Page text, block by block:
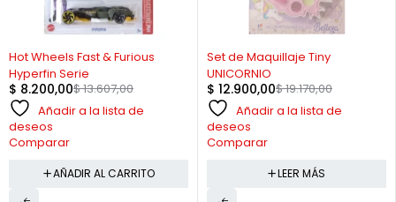
Hot Wheels Fast & Furious
Hyperfin Serie
$13.607,00
$ 8.200,00
Añadir a la lista de
deseos
Comparar
AÑADIR AL CARRITO
Set de Maquillaje Tiny
UNICORNIO
$19.170,00
$ 12.900,00
Añadir a la lista de
deseos
Comparar
LEER MÁS